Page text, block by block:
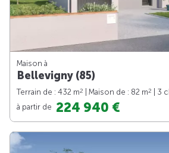
Maison à
Bellevigny (85)
Terrain de : 432 m2 | Maison de : 82 m2
| 3
à partir de 224 940 €